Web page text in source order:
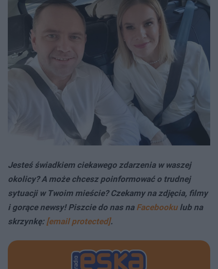
Jesteś świadkiem ciekawego zdarzenia w waszej
okolicy? A może chcesz poinformować o trudnej
sytuacji w Twoim mieście? Czekamy na zdjęcia, filmy
i gorące newsy! Piszcie do nas na Facebookulub na
skrzynkę: [email protected].